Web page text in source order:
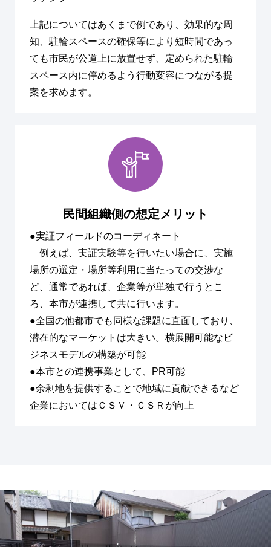
上記についてはあくまで例であり、効果的な周
知、駐輪スペースの確保等により短時間であっ
ても市民が公道上に放置せず、定められた駐輪
スペース内に停めるよう行動変容につながる提
案を求めます。
民間組織側の想定メリット
●実証フィールドのコーディネート
例えば、実証実験等を行いたい場合に、実施
場所の選定・場所等利用に当たっての交渉な
ど、通常であれば、企業等が単独で行うとこ
ろ、本市が連携して共に行います。
●全国の他都市でも同様な課題に直面しており、
潜在的なマーケットは大きい。横展開可能なビ
ジネスモデルの構築が可能
●本市との連携事業として、PR可能
●余剰地を提供することで地域に貢献できるなど
企業においてはＣＳＶ・ＣＳＲが向上